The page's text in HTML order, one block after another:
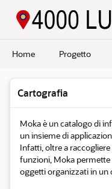
Home Progetto
Cartografia
Moka è un catalogo di
un insieme di
Infatti, oltre a
funzioni, Moka permette
oggetti organizzati in un